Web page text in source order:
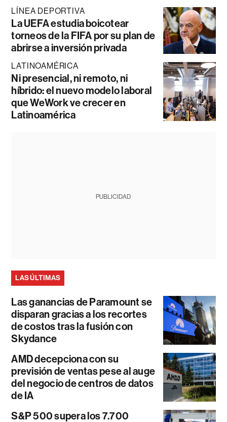
LÍNEA DEPORTIVA
La UEFA estudia boicotear
torneos de la FIFA por su plan de
abrirse a inversión privada
LATINOAMÉRICA
Ni presencial, ni remoto, ni
híbrido: el nuevo modelo laboral
que WeWork ve crecer en
Latinoamérica
PUBLICIDAD
LAS ÚLTIMAS
Las ganancias de Paramount se
disparan gracias a los recortes
de costos tras la fusión con
Skydance
AMD decepciona con su
previsión de ventas pese al auge
del negocio de centros de datos
de IA
S&P 500 supera los 7.700